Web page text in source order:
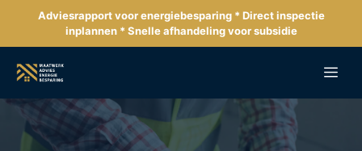
de
inhoud
Adviesrapport voor energiebesparing * Direct inspectie
inplannen * Snelle afhandeling voor subsidie